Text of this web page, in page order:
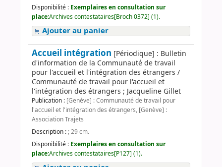
Disponibilité : Exemplaires en consultation sur
place:Archives contestataires[Broch 0372] (1).
Ajouter au panier
Accueil intégration [Périodique] : Bulletin
d'information de la Communauté de travail
pour l'accueil et l'intégration des étrangers /
Communauté de travail pour l'accueil et
l'intégration des étrangers ; Jacqueline Gillet
Publication : [Genève] : Communauté de travail pour
l'accueil et l'intégration des étrangers, [Genève] :
Association Trajets
Description :; 29 cm.
Disponibilité : Exemplaires en consultation sur
place:Archives contestataires[P127] (1).